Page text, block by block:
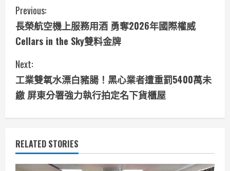
C
o
n
t
i
n
u
e
Previous:
長榮航空機上服務用酒 勇奪2026年國際權威
Cellars in the Sky雙料金牌
Next:
工業雙氧水漂白豬腸！黑心業者遭重罰5400萬未
繳 屏東分署強力執行拍定名下貨櫃屋
RELATED STORIES